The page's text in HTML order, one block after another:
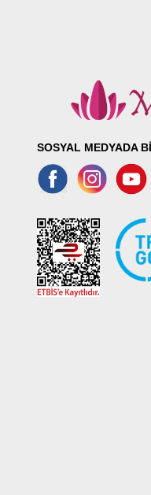
SOSYAL MEDYADA